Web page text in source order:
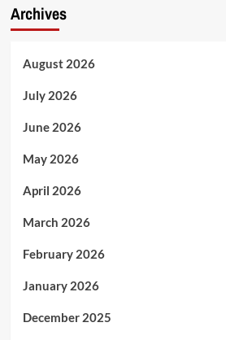
Archives
August 2026
July 2026
June 2026
May 2026
April 2026
March 2026
February 2026
January 2026
December 2025